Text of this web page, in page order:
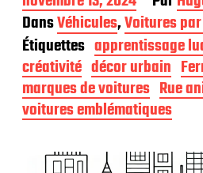
a
t
e
d
e
p
u
b
DansVéhicules,Voitures
Étiquettes apprentissage
créativité décor urbain
marques de voitures Rue
voitures emblématiques